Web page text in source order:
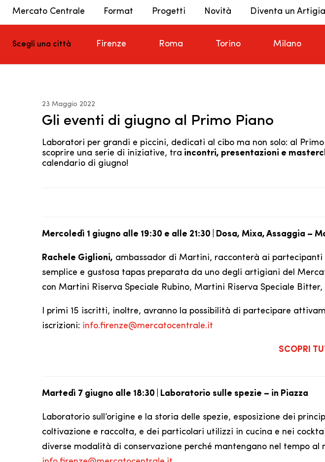
Mercato Centrale Format Progetti Novità Diventa un
Scegli una città Firenze Roma Torino Milano
23 Maggio 2022
Gli eventi di giugno al Primo Piano
Laboratori per grandi e piccini, dedicati al cibo ma non solo: al
scoprire una serie di iniziative, tra incontri, presentazioni e
calendario di giugno!
Mercoledì 1 giugno alle 19:30 e alle 21:30 | Dosa, Mixa, Assaggia –
Rachele Giglioni, ambassador di Martini, racconterà ai
semplice e gustosa tapas preparata da uno degli artigiani del
con Martini Riserva Speciale Rubino, Martini Riserva Speciale
I primi 15 iscritti, inoltre, avranno la possibilità di partecipare
iscrizioni: info.firenze@mercatocentrale.it
SCOPRI
Martedì 7 giugno alle 18:30 | Laboratorio sulle spezie – in Piazza
Laboratorio sull’origine e la storia delle spezie, esposizione dei
coltivazione e raccolta, e dei particolari utilizzi in cucina e nei
diverse modalità di conservazione perché mantengano nel tempo al